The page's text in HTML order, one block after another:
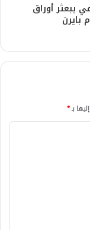
يبعثر أوراق
بايرن
بـ*